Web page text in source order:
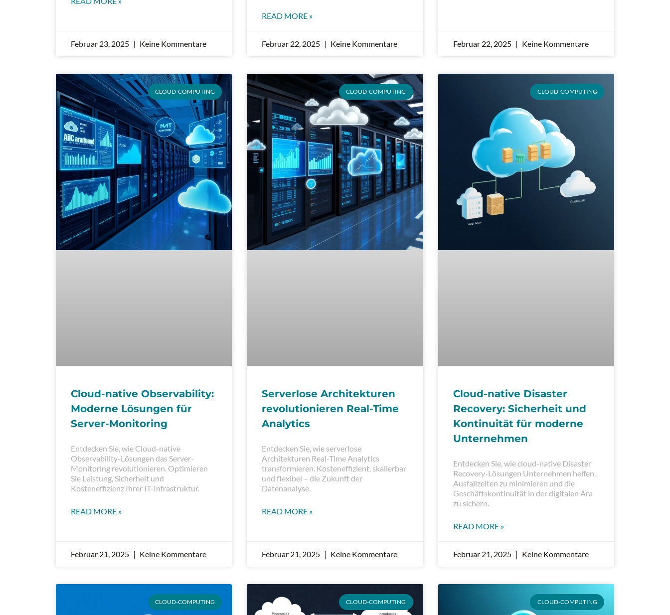
Februar 23, 2025 Keine Kommentare
READ MORE »
Februar 22, 2025 Keine Kommentare Februar 22, 2025 Keine Kommentare
CLOUD-COMPUTING
Cloud-native Observability:
Moderne Lösungen für
Server-Monitoring
Entdecken Sie, wie Cloud-native
Observability-Lösungen das Server-
Monitoring revolutionieren. Optimieren
Sie Leistung, Sicherheit und
Kosteneffizienz Ihrer IT-Infrastruktur.
READ MORE »
Februar 21, 2025 Keine Kommentare
CLOUD-COMPUTING
Serverlose Architekturen
revolutionieren Real-Time
Analytics
Entdecken Sie, wie serverlose
Architekturen Real-Time Analytics
transformieren. Kosteneffizient, skalierbar
und flexibel – die Zukunft der
Datenanalyse.
READ MORE »
Februar 21, 2025 Keine Kommentare
CLOUD-COMPUTING
Cloud-native Disaster
Recovery: Sicherheit und
Kontinuität für moderne
Unternehmen
Entdecken Sie, wie cloud-native Disaster
Recovery-Lösungen Unternehmen helfen,
Ausfallzeiten zu minimieren und die
Geschäftskontinuität in der digitalen Ära
zu sichern.
READ MORE »
Februar 21, 2025 Keine Kommentare
CLOUD-COMPUTING CLOUD-COMPUTING CLOUD-COMPUTING